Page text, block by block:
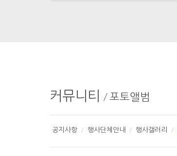
커뮤니티 /포토앨범
공지사항 행사단체안내 행사갤러리